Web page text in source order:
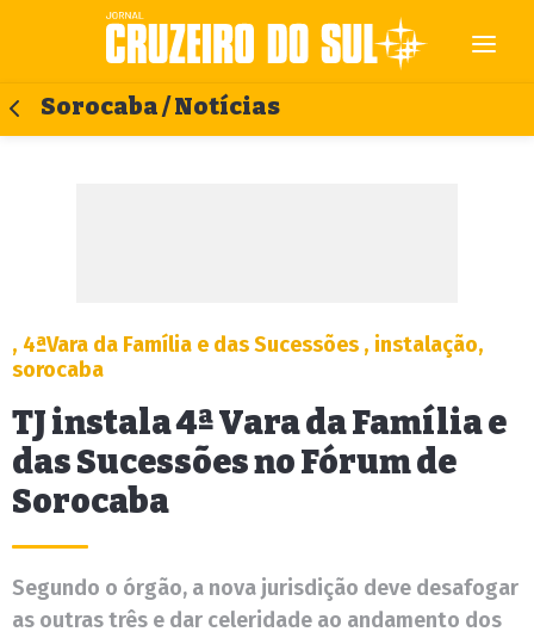
Sorocaba / Notícias
, 4ªVara da Família e das Sucessões , instalação,
sorocaba
TJ instala 4ª Vara da Família e
das Sucessões no Fórum de
Sorocaba
Segundo o órgão, a nova jurisdição deve desafogar
as outras três e dar celeridade ao andamento dos